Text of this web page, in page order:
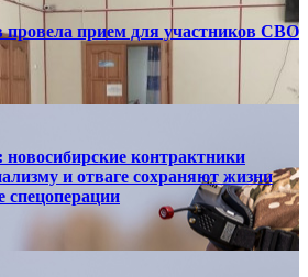
провела прием для участников СВО
контрактники
и отваге сохраняют жизни
спецоперации